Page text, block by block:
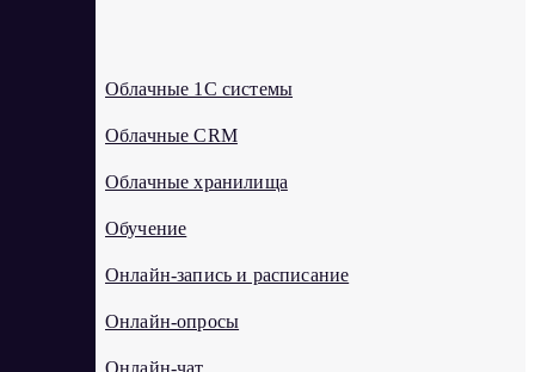
Облачные 1С системы
Облачные CRM
Облачные хранилища
Обучение
Онлайн-запись и расписание
Онлайн-опросы
Онлайн-чат